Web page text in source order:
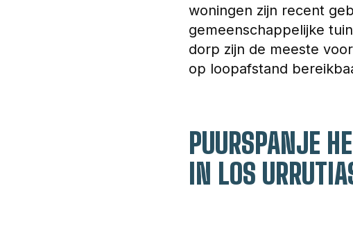
woningen zijn recent
gemeenschappelijke
dorp zijn de meeste
op loopafstand
PUURSPANJE
IN LOS